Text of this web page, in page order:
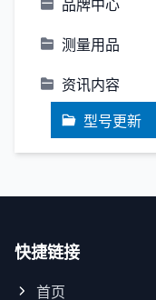
品牌中心
测量用品
资讯内容
型号更新
快捷链接
首页